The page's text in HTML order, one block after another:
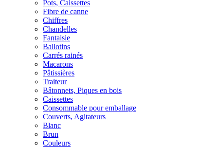
Pots, Caissettes
Fibre de canne
Chiffres
Chandelles
Fantaisie
Ballotins
Carrés rainés
Macarons
Pâtissières
Traiteur
Bâtonnets, Piques en bois
Caissettes
Consommable pour emballage
Couverts, Agitateurs
Blanc
Brun
Couleurs